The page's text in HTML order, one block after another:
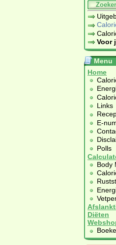
Voor
Menu
Home
Links
E-
Polls
Body
Diëten